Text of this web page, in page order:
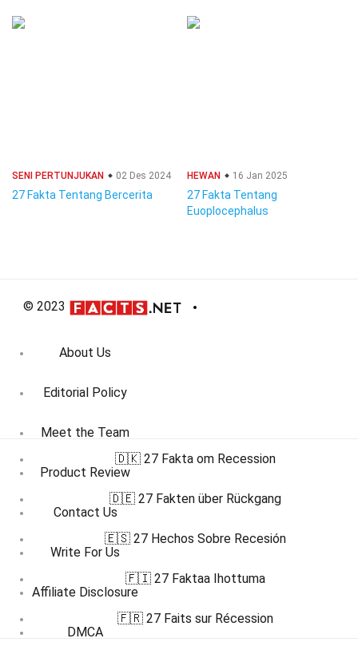
SENI PERTUNJUKAN 02 Des 2024
27 Fakta Tentang Bercerita
HEWAN 16 Jan 2025
27 Fakta Tentang
Euoplocephalus
© 2023
About Us
Editorial Policy
Meet the Team
Product Review
Contact Us
Write For Us
Affiliate Disclosure
DMCA
🇩🇰 27 Fakta om Recession
🇩🇪 27 Fakten über Rückgang
🇪🇸 27 Hechos Sobre Recesión
🇫🇮 27 Faktaa Ihottuma
🇫🇷 27 Faits sur Récession